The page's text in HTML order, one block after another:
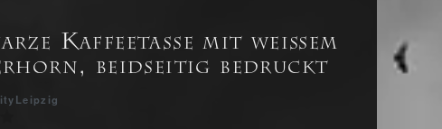
Kaffeetasse mit weißem
beidseitig bedruckt